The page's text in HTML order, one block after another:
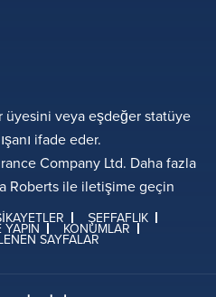
üyesini veya eşdeğer statüye
ifade eder.
Company Ltd. Daha fazla
Roberts ile iletişime geçin
ŞEFFAFLIK
YAPIN KONUMLAR
SAYFALAR